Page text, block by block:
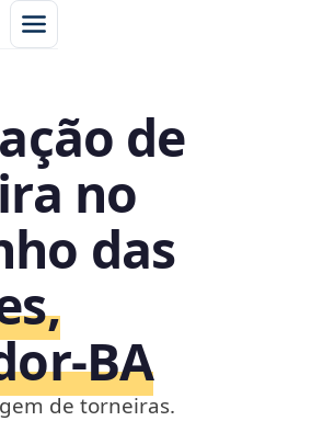
de
no
das
de torneiras.